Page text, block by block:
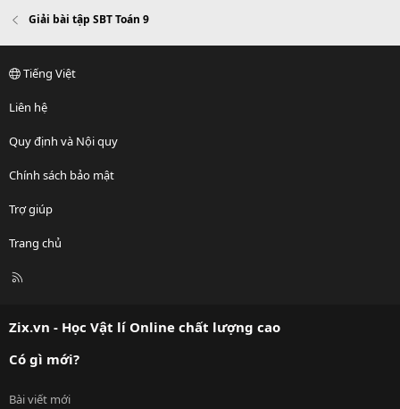
Giải bài tập SBT Toán 9
Tiếng Việt
Liên hệ
Quy định và Nội quy
Chính sách bảo mật
Trợ giúp
Trang chủ
R
Zix.vn - Học Vật lí Online chất lượng cao
Có gì mới?
Bài viết mới